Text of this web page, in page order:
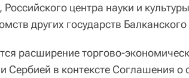
центра науки и
других государств
расширение торгово-
Сербией в контексте Соглашения о